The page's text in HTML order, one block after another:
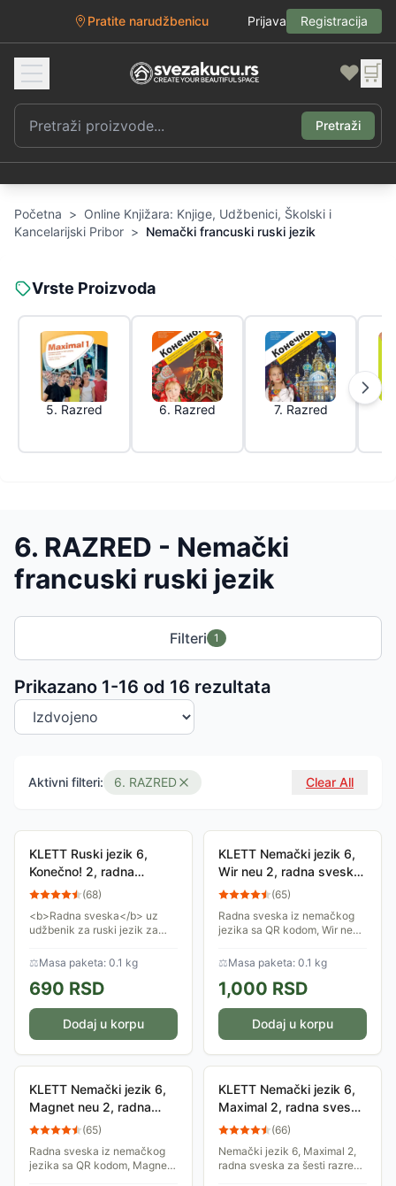
Pratite narudžbenicu Prijava Registracija
❤️ 🛒
Pretraži
Početna > Online Knjižara: Knjige, Udžbenici, Školski i
Kancelarijski Pribor > Nemački francuski ruski jezik
Vrste Proizvoda
5. Razred 6. Razred 7. Razred
6. RAZRED - Nemački
francuski ruski jezik
Filteri 1
Prikazano 1-16 od 16 rezultata
Sortiranje proizvoda
Aktivni filteri: 6. RAZRED Clear All
KLETT Ruski jezik 6,
Konečno! 2, radna
sveska za šesti razred
(68)
<b>Radna sveska</b> uz
udžbenik za ruski jezik za
(druga godina učenja).
⚖Masa paketa: 0.1 kg
690 RSD
Dodaj u korpu
KLETT Nemački jezik 6,
Wir neu 2, radna sveska
za šesti razred
(65)
Radna sveska iz nemačkog
jezika sa QR kodom, Wir neu
škole, odobren od strane
Ministarstva prosvete. Autori:
Ðorđo Mota,...
⚖Masa paketa: 0.1 kg
1,000 RSD
Dodaj u korpu
KLETT Nemački jezik 6,
Magnet neu 2, radna
sveska za šesti razred
(65)
Radna sveska iz nemačkog
jezika sa QR kodom, Magnet
KLETT Nemački jezik 6,
Maximal 2, radna sveska
za šesti razred
(66)
Nemački jezik 6, Maximal 2,
radna sveska za šesti razred.